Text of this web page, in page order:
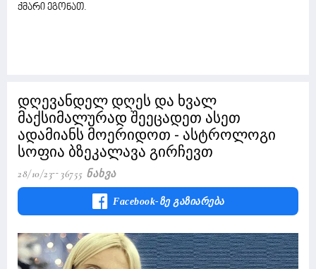
ქმარი ეგონათ.
დღევანდელ დღეს და ხვალ
მაქსიმალურად შეეცადეთ ასეთ
ადამიანს მოერიდოთ - ასტროლოგი
სოფია ბზეკალავა გირჩევთ
28/10/23 36755 Ნახვა
Facebook-Ზე Გაზიარება